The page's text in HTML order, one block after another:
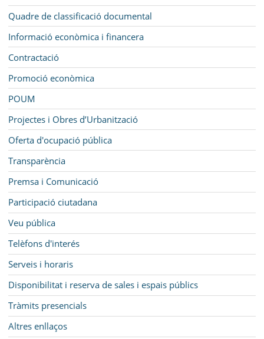
Quadre de classificació documental
Informació econòmica i financera
Contractació
Promoció econòmica
POUM
Projectes i Obres d’Urbanització
Oferta d'ocupació pública
Transparència
Premsa i Comunicació
Participació ciutadana
Veu pública
Telèfons d'interés
Serveis i horaris
Disponibilitat i reserva de sales i espais públics
Tràmits presencials
Altres enllaços